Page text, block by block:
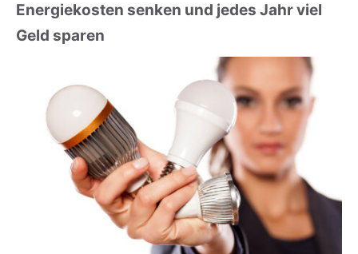
Energiekosten senken und jedes Jahr viel
Geld sparen